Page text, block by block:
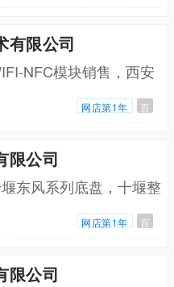
有限公司
NFC模块销售，西安
网店第1年 百
限公司
东风系列底盘，十堰整
网店第1年 百
限公司